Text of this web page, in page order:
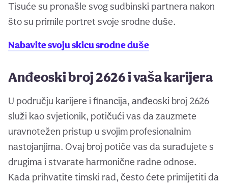
Tisuće su pronašle svog sudbinski partnera nakon
što su primile portret svoje srodne duše.
Nabavite svoju skicu srodne duše
Anđeoski broj 2626 i vaša karijera
U području karijere i financija, anđeoski broj 2626
služi kao svjetionik, potičući vas da zauzmete
uravnotežen pristup u svojim profesionalnim
nastojanjima. Ovaj broj potiče vas da surađujete s
drugima i stvarate harmonične radne odnose.
Kada prihvatite timski rad, često ćete primijetiti da